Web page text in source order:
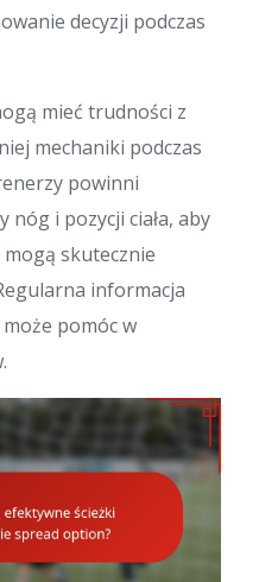
decyzji podczas
mieć trudności z
mechaniki podczas
powinni
nóg i pozycji ciała, aby
skutecznie
informacja
pomóc w